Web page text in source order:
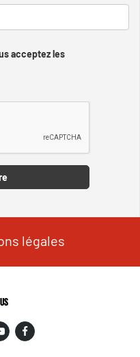
acceptez les
légales